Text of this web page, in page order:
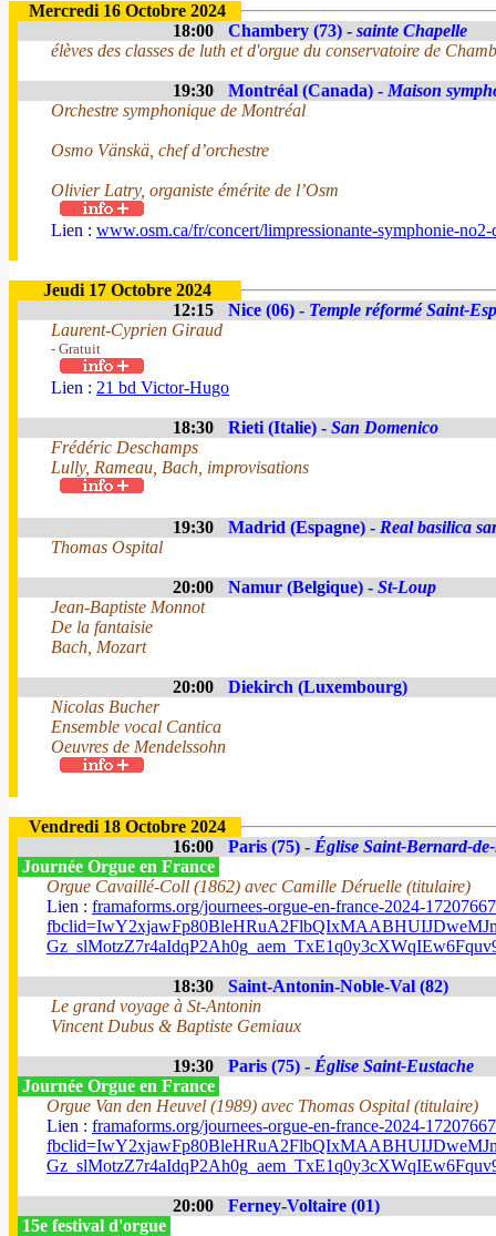
Mercredi 16 Octobre 2024
18:00
Chambery (73) - sainte Chapelle
élèves des classes de luth et d'orgue du conservatoire de
19:30 Montréal (Canada) - Maison
Orchestre symphonique de Montréal
Osmo Vänskä, chef d’orchestre
Olivier Latry, organiste émérite de l’Osm
Lien : www.osm.ca/fr/concert/limpressionante-symphonie-
Jeudi 17 Octobre 2024
12:15
Nice (06) - Temple réformé Saint-
Laurent-Cyprien Giraud
- Gratuit
Lien : 21 bd Victor-Hugo
18:30 Rieti (Italie) - San Domenico
Frédéric Deschamps
Lully, Rameau, Bach, improvisations
19:30 Madrid (Espagne) - Real basilica
Thomas Ospital
20:00 Namur (Belgique) - St-Loup
Jean-Baptiste Monnot
De la fantaisie
Bach, Mozart
20:00
Diekirch (Luxembourg)
Nicolas Bucher
Ensemble vocal Cantica
Oeuvres de Mendelssohn
Vendredi 18 Octobre 2024
16:00
Paris (75) - Église Saint-Bernard-
Journée Orgue en France
Orgue Cavaillé-Coll (1862) avec Camille Déruelle (titulaire)
Lien : framaforms.org/journees-orgue-en-france-2024-
18:30
Saint-Antonin-Noble-Val (82)
Le grand voyage à St-Antonin
Vincent Dubus & Baptiste Gemiaux
19:30 Paris (75) - Église Saint-Eustache
Journée Orgue en France
Orgue Van den Heuvel (1989) avec Thomas Ospital (titulaire)
Lien : framaforms.org/journees-orgue-en-france-2024-
20:00
Ferney-Voltaire (01)
15e festival d'orgue